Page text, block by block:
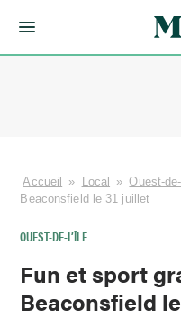
Accueil » Local » Ouest-
Beaconsfield le 31 juillet
OUEST-DE-L’ÎLE
Fun et sport
Beaconsfield